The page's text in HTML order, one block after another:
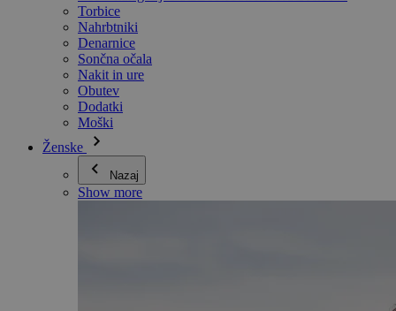
Torbice
Nahrbtniki
Denarnice
Sončna očala
Nakit in ure
Obutev
Dodatki
Moški
Ženske
Nazaj
Show more